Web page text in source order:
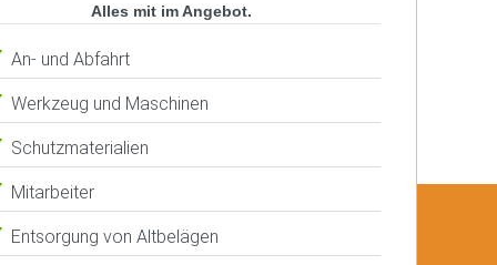
Alles mit im Angebot.
An- und Abfahrt
Werkzeug und Maschinen
Schutzmaterialien
Mitarbeiter
Entsorgung von Altbelägen